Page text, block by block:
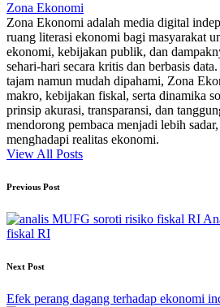
Zona Ekonomi
Zona Ekonomi adalah media digital
ruang literasi ekonomi bagi masyarakat
ekonomi, kebijakan publik, dan
sehari-hari secara kritis dan berbasis
tajam namun mudah dipahami, Zona
makro, kebijakan fiskal, serta dinamika
prinsip akurasi, transparansi, dan
mendorong pembaca menjadi lebih
menghadapi realitas ekonomi.
View All Posts
Post
navigation
Previous Post
fiskal RI
Next Post
Efek perang dagang terhadap ekonomi